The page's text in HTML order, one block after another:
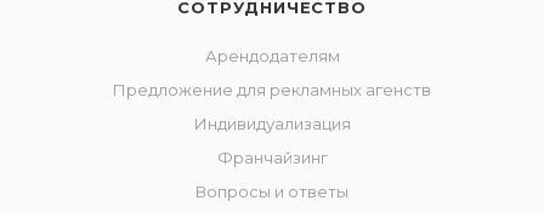
СОТРУДНИЧЕСТВО
Арендодателям
Предложение для рекламных агенств
Индивидуализация
Франчайзинг
Вопросы и ответы